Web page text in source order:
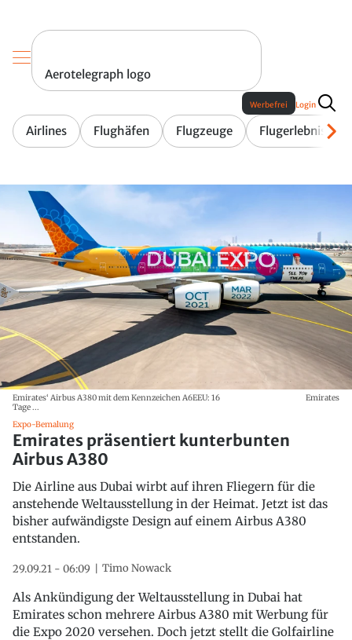
Aerotelegraph logo
Airlines Flughäfen Flugzeuge Flugerlebnis
Werbefrei Login
Emirates‘ Airbus A380 mit dem Kennzeichen A6EEU: 16
Tage ...
Emirates
Expo-Bemalung
Emirates präsentiert kunterbunten
Airbus A380
Die Airline aus Dubai wirbt auf ihren Fliegern für die
anstehende Weltausstellung in der Heimat. Jetzt ist das
bisher aufwändigste Design auf einem Airbus A380
entstanden.
29.09.21 - 06:09 Timo Nowack
Als Ankündigung der Weltausstellung in Dubai hat
Emirates schon mehrere Airbus A380 mit Werbung für
die Expo 2020 versehen. Doch jetzt stellt die Golfairline